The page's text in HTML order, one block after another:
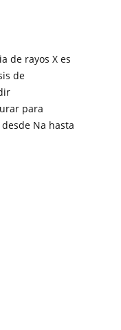
de rayos X es
de
para
Na hasta